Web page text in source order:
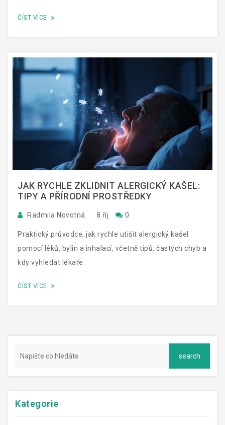
ČÍST VÍCE
JAK RYCHLE ZKLIDNIT ALERGICKÝ KAŠEL:
TIPY A PŘÍRODNÍ PROSTŘEDKY
Radmila Novotná 8 říj 0
Praktický průvodce, jak rychle utišit alergický kašel
pomocí léků, bylin a inhalací, včetně tipů, častých chyb a
kdy vyhledat lékaře.
ČÍST VÍCE
Kategorie